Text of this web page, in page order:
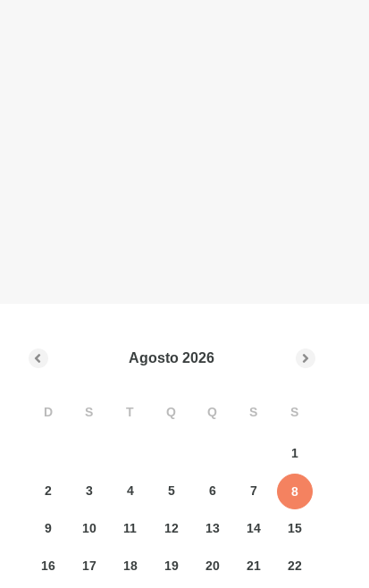
Agosto 2026
D S T Q Q S S
1
2 3 4 5 6 7 8
9 10 11 12 13 14 15
16 17 18 19 20 21 22